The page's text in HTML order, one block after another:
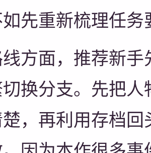
先重新梳理任务
方面，推荐新
换分支。先把
，再利用存档